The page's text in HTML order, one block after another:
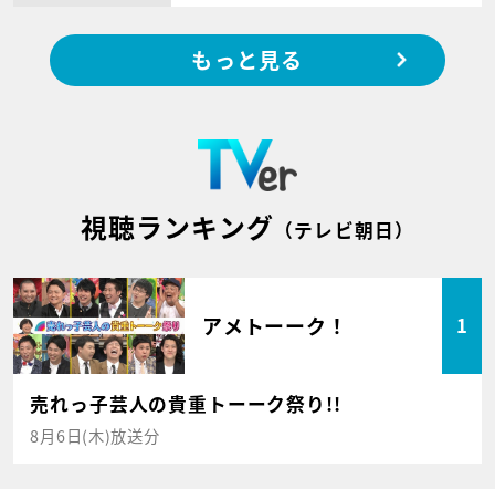
もっと見る
視聴ランキング （テレビ朝日）
アメトーーク！ 1
売れっ子芸人の貴重トーーク祭り!!
8月6日(木)放送分